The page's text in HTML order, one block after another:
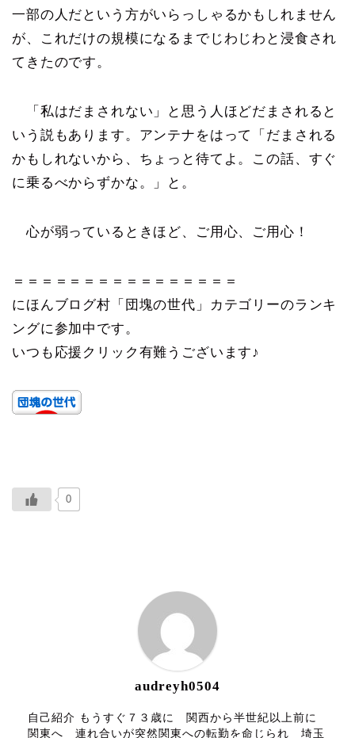
一部の人だという方がいらっしゃるかもしれません
が、これだけの規模になるまでじわじわと浸食され
てきたのです。
「私はだまされない」と思う人ほどだまされると
いう説もあります。アンテナをはって「だまされる
かもしれないから、ちょっと待てよ。この話、すぐ
に乗るべからずかな。」と。
心が弱っているときほど、ご用心、ご用心！
＝＝＝＝＝＝＝＝＝＝＝＝＝＝＝＝
にほんブログ村「団塊の世代」カテゴリーのランキ
ングに参加中です。
いつも応援クリック有難うございます♪
0
audreyh0504
自己紹介 もうすぐ７３歳に 関西から半世紀以上前に
関東へ 連れ合いが突然関東への転勤を命じられ 埼玉